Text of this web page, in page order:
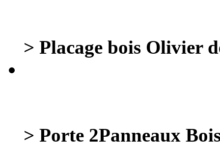
> Placage bois Olivier
> Porte 2Panneaux